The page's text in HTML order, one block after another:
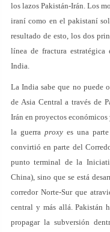
los lazos Pakistán-Irán. Los
iraní como en el pakistaní
resultado de esto, los dos
línea de fractura
India.
La India sabe que no puede
de Asia Central a través de
Irán en proyectos
la guerra proxy es una
convirtió en parte del
punto terminal de la
China), sino que se está
corredor Norte-Sur que
central y más allá. Pakistán
propagar la subversión